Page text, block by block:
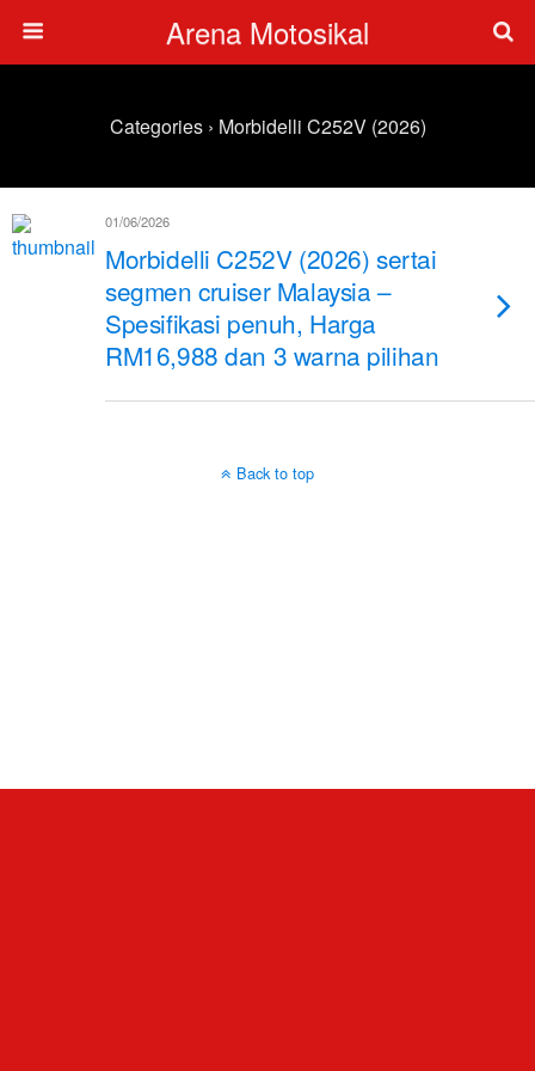
Arena Motosikal
Categories › Morbidelli C252V (2026)
01/06/2026
Morbidelli C252V (2026) sertai
segmen cruiser Malaysia –
Spesifikasi penuh, Harga
RM16,988 dan 3 warna pilihan
Back to top